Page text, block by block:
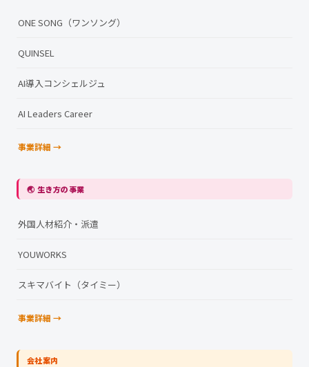
ONE SONG（ワンソング）
QUINSEL
AI導入コンシェルジュ
AI Leaders Career
事業詳細 →
🌏 生き方の事業
外国人材紹介・派遣
YOUWORKS
スキマバイト（タイミー）
事業詳細 →
会社案内